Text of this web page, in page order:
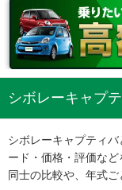
シボレーキャプ
シボレーキャプティ
ード・価格・評価な
同士の比較や、年式ご